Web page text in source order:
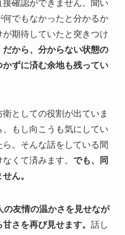
接確認ができません。聞い
でもなかったと分かるか
期待していたと突きつけ
だから、分からない状態の
ずに済む余地も残ってい
としての役割が出ていま
もし向こうも気にしてい
。そんな話をしている間
くて済みます。 でも、同
ん。
の友情の温かさを見せなが
さを再び見せます。 話し